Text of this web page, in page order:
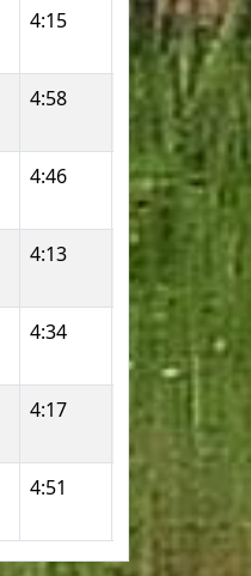
4:15 5:16
4:58 4:47
4:46 4:09
4:13 3:42
4:34 4:29
4:17 4:40
4:51 4:55